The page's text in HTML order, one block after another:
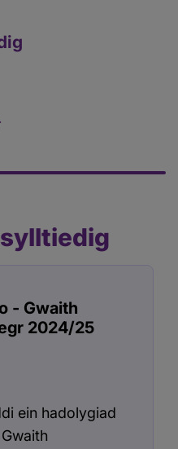
- Gwaith
2024/25
ein hadolygiad